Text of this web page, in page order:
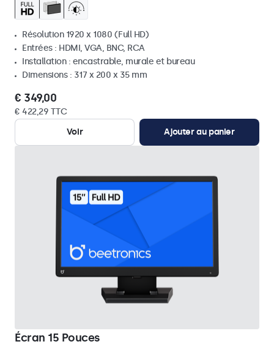
Résolution 1920 x 1080 (Full HD)
Entrées : HDMI, VGA, BNC, RCA
Installation : encastrable, murale et bureau
Dimensions : 317 x 200 x 35 mm
€ 349,00
€ 422,29 TTC
Voir
Ajouter au panier
Écran 15 Pouces